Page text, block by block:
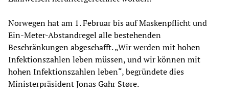
Norwegen hat am 1. Februar bis auf Maskenpflicht und
Ein-Meter-Abstandregel alle bestehenden
Beschränkungen abgeschafft. „Wir werden mit hohen
Infektionszahlen leben müssen, und wir können mit
hohen Infektionszahlen leben“, begründete dies
Ministerpräsident Jonas Gahr Støre.